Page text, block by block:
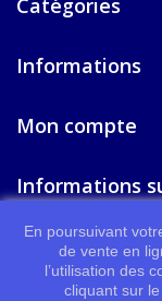
Catégories
Informations
Mon compte
Informations
En poursuivant
de vente en
l’utilisation des
cliquant sur